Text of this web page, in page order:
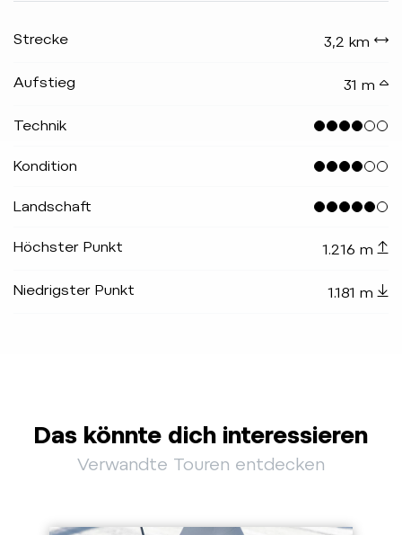
Strecke 3,2 km
Aufstieg 31 m
Technik
Kondition
Landschaft
Höchster Punkt 1.216 m
Niedrigster Punkt 1.181 m
Das könnte dich interessieren
Verwandte Touren entdecken